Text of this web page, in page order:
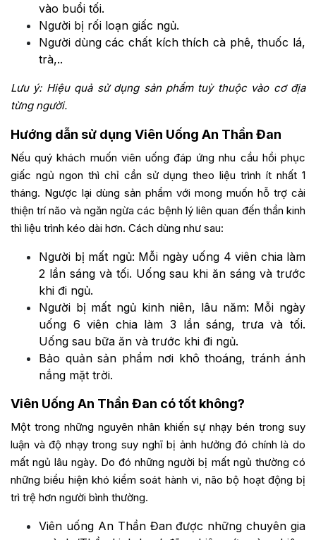
vào buổi tối.
Người bị rối loạn giấc ngủ.
Người dùng các chất kích thích cà phê, thuốc lá,
trà,..
Lưu ý: Hiệu quả sử dụng sản phẩm tuỳ thuộc vào cơ địa
từng người.
Hướng dẫn sử dụng Viên Uống An Thần Đan
Nếu quý khách muốn viên uống đáp ứng nhu cầu hồi phục
giấc ngủ ngon thì chỉ cần sử dụng theo liệu trình ít nhất 1
tháng. Ngược lại dùng sản phẩm với mong muốn hỗ trợ cải
thiện trí não và ngăn ngừa các bệnh lý liên quan đến thần kinh
thì liệu trình kéo dài hơn. Cách dùng như sau:
Người bị mất ngủ: Mỗi ngày uống 4 viên chia làm
2 lần sáng và tối. Uống sau khi ăn sáng và trước
khi đi ngủ.
Người bị mất ngủ kinh niên, lâu năm: Mỗi ngày
uống 6 viên chia làm 3 lần sáng, trưa và tối.
Uống sau bữa ăn và trước khi đi ngủ.
Bảo quản sản phẩm nơi khô thoáng, tránh ánh
nắng mặt trời.
Viên Uống An Thần Đan có tốt không?
Một trong những nguyên nhân khiến sự nhạy bén trong suy
luận và độ nhạy trong suy nghĩ bị ảnh hưởng đó chính là do
mất ngủ lâu ngày. Do đó những người bị mất ngủ thường có
những biểu hiện khó kiểm soát hành vi, não bộ hoạt động bị
trì trệ hơn người bình thường.
Viên uống An Thần Đan được những chuyên gia